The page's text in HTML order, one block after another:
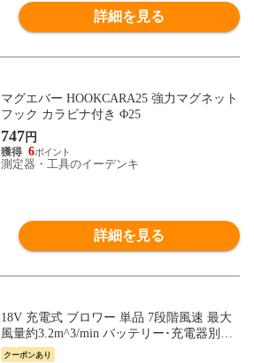
詳細を見る
マグエバー HOOKCARA25 強力マグネット
フック カラビナ付き Φ25
747 円
6
測定器・工具のイーデンキ
詳細を見る
18V 充電式 ブロワー 単品 7段階風速 最大
風量約3.2m^3/min バッテリー･充電器別売
18V共通バッテリーシリーズ YBL-180 掃除
クーポンあり